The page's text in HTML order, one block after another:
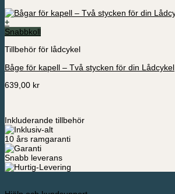
+
Snabbkoll
Tillbehör för lådcykel
Båge för kapell – Två stycken för din Lådcykel
639,00 kr
Inkluderande tillbehör
10 års ramgaranti
Snabb leverans